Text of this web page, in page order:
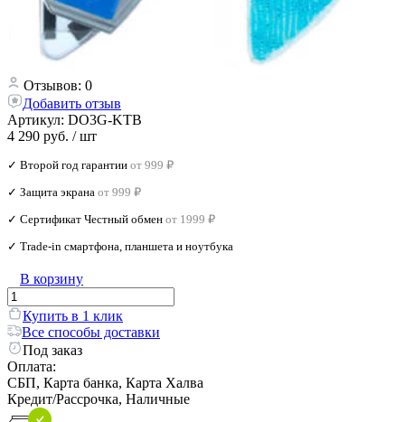
Отзывов: 0
Добавить отзыв
Артикул: DO3G-KTB
4 290 руб. / шт
✓ Второй год гарантии от 999 ₽
✓ Защита экрана от 999 ₽
✓ Сертификат Честный обмен от 1999 ₽
✓ Trade‑in смартфона, планшета и ноутбука
В корзину
Купить в 1 клик
Все способы доставки
Под заказ
Оплата:
СБП, Карта банка, Карта Халва
Кредит/Рассрочка, Наличные